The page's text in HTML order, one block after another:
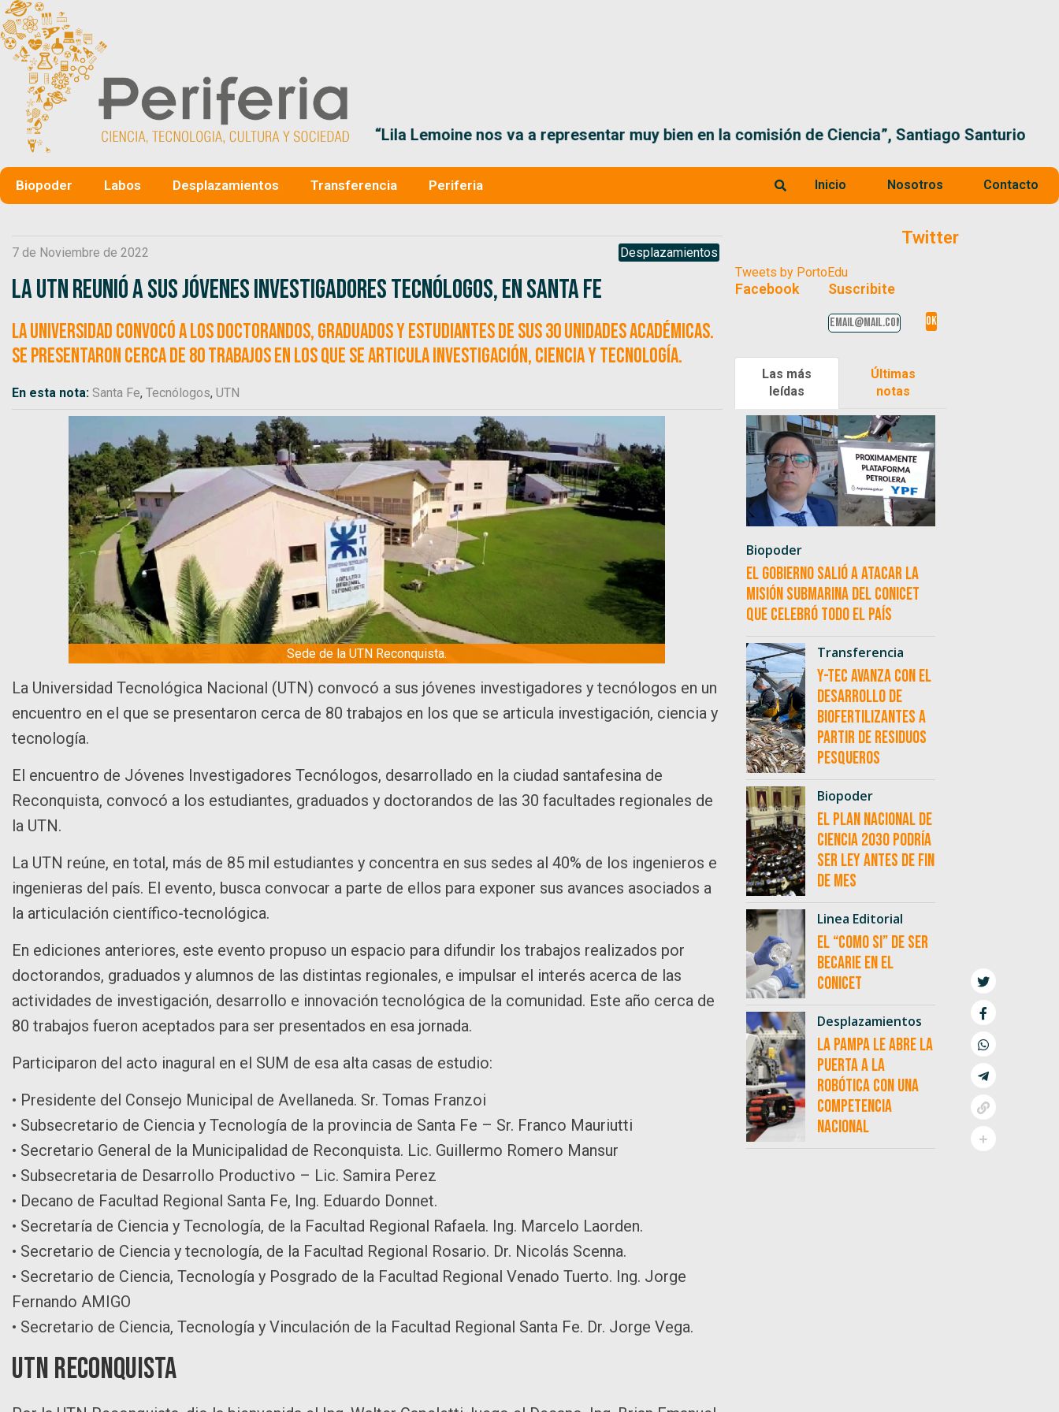
“Lila Lemoine nos va a representar muy bien en la comisión de Ciencia”, Santiago Santurio
Biopoder Labos Desplazamientos Transferencia Periferia Inicio Nosotros Contacto
7 de Noviembre de 2022 Desplazamientos
La UTN reunió a sus jóvenes investigadores tecnólogos, en Santa Fe
La universidad convocó a los doctorandos, graduados y estudiantes de sus 30 unidades Académicas.
Se presentaron cerca de 80 trabajos en los que se articula investigación, ciencia y tecnología.
En esta nota: Santa Fe, Tecnólogos, UTN
Sede de la UTN Reconquista.
La Universidad Tecnológica Nacional (UTN) convocó a sus jóvenes investigadores y tecnólogos en un
encuentro en el que se presentaron cerca de 80 trabajos en los que se articula investigación, ciencia y
tecnología.
El encuentro de Jóvenes Investigadores Tecnólogos, desarrollado en la ciudad santafesina de
Reconquista, convocó a los estudiantes, graduados y doctorandos de las 30 facultades regionales de
la UTN.
La UTN reúne, en total, más de 85 mil estudiantes y concentra en sus sedes al 40% de los ingenieros e
ingenieras del país. El evento, busca convocar a parte de ellos para exponer sus avances asociados a
la articulación científico-tecnológica.
En ediciones anteriores, este evento propuso un espacio para difundir los trabajos realizados por
doctorandos, graduados y alumnos de las distintas regionales, e impulsar el interés acerca de las
actividades de investigación, desarrollo e innovación tecnológica de la comunidad. Este año cerca de
80 trabajos fueron aceptados para ser presentados en esa jornada.
Participaron del acto inagural en el SUM de esa alta casas de estudio:
• Presidente del Consejo Municipal de Avellaneda. Sr. Tomas Franzoi
• Subsecretario de Ciencia y Tecnología de la provincia de Santa Fe – Sr. Franco Mauriutti
• Secretario General de la Municipalidad de Reconquista. Lic. Guillermo Romero Mansur
• Subsecretaria de Desarrollo Productivo – Lic. Samira Perez
• Decano de Facultad Regional Santa Fe, Ing. Eduardo Donnet.
• Secretaría de Ciencia y Tecnología, de la Facultad Regional Rafaela. Ing. Marcelo Laorden.
• Secretario de Ciencia y tecnología, de la Facultad Regional Rosario. Dr. Nicolás Scenna.
• Secretario de Ciencia, Tecnología y Posgrado de la Facultad Regional Venado Tuerto. Ing. Jorge
Fernando AMIGO
• Secretario de Ciencia, Tecnología y Vinculación de la Facultad Regional Santa Fe. Dr. Jorge Vega.
UTN Reconquista
Twitter
Tweets by PortoEdu
Facebook Suscribite
Las más
leídas
Últimas
notas
Biopoder
El Gobierno salió a atacar la
misión submarina del CONICET
que celebró todo el país
Transferencia
Y-TEC avanza con el
desarrollo de
biofertilizantes a
partir de residuos
pesqueros
Biopoder
El Plan Nacional de
Ciencia 2030 podría
ser ley antes de fin
de mes
Linea Editorial
El “como si” de ser
becarie en el
CONICET
Desplazamientos
La Pampa le abre la
puerta a la
robótica con una
competencia
nacional